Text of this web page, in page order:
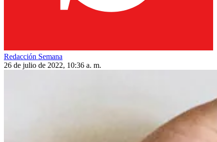
Redacción Semana
26 de julio de 2022, 10:36 a. m.